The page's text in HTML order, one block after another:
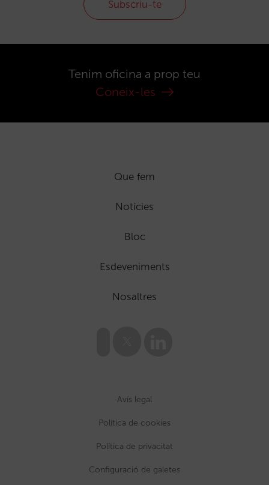
Subscriu-te
Tenim oficina a prop teu
Coneix-les
Que fem
Notícies
Bloc
Esdeveniments
Nosaltres
Avís legal
Política de cookies
Política de privacitat
Configuració de galetes